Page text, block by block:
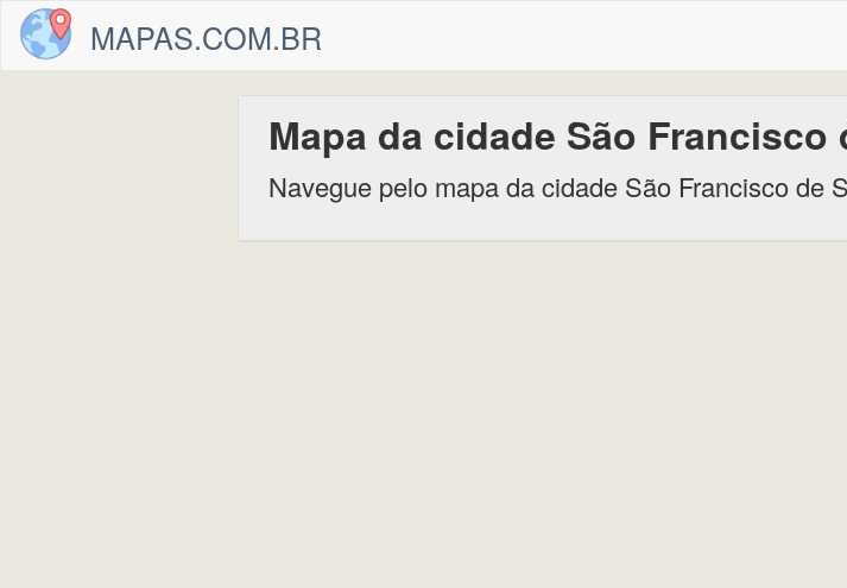
MAPAS.COM.BR
Mapa da cidade São Francisco
Navegue pelo mapa da cidade São Francisco de